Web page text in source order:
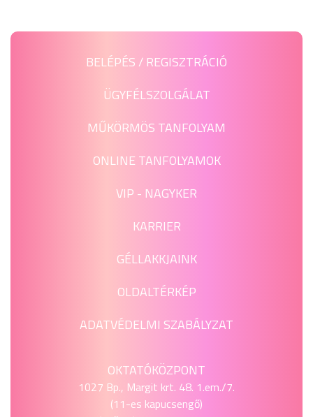
BELÉPÉS / REGISZTRÁCIÓ
ÜGYFÉLSZOLGÁLAT
MŰKÖRMÖS TANFOLYAM
ONLINE TANFOLYAMOK
VIP - NAGYKER
KARRIER
GÉLLAKKJAINK
OLDALTÉRKÉP
ADATVÉDELMI SZABÁLYZAT
OKTATÓKÖZPONT
1027 Bp., Margit krt. 48. 1.em./7.
(11-es kapucsengő)